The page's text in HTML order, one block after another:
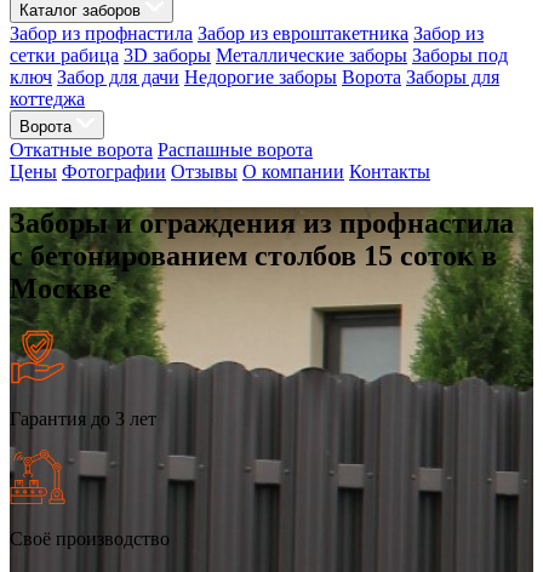
Каталог заборов
Забор из профнастила Забор из евроштакетника Забор из
сетки рабица 3D заборы Металлические заборы Заборы под
ключ Забор для дачи Недорогие заборы Ворота Заборы для
коттеджа
Ворота
Откатные ворота Распашные ворота
Цены Фотографии Отзывы О компании Контакты
Заборы и ограждения из профнастила
с бетонированием столбов 15 соток в
Москве
Гарантия до 3 лет
Своё производство